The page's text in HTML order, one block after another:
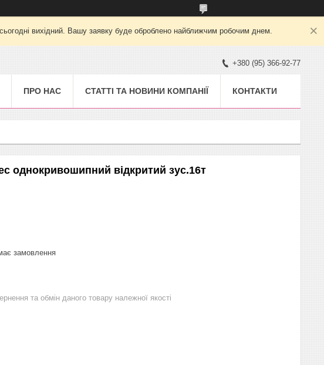
вихідний. Вашу заявку буде оброблено найближчим робочим днем.
+380 (95) 366-92-77
ПРО НАС СТАТТІ ТА НОВИНИ КОМПАНІЇ КОНТАКТИ
однокривошипний відкритий зус.16т
замовлення
та обмін даного товару належної якості